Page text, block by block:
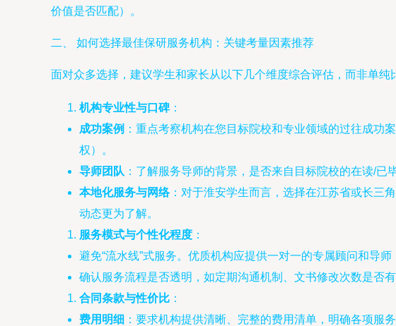
价值是否匹配）。
二、 如何选择最佳保研服务机构：关键考量因素推荐
面对众多选择，建议学生和家长从以下几个维度综合评估，而非单纯
机构专业性与口碑：
成功案例 ：重点考察机构在您目标院校和专业领域的过往成功
权）。
导师团队 ：了解服务导师的背景，是否来自目标院校的在读/
本地化服务与网络：对于淮安学生而言，选择在江苏省或长三
动态更为了解。
服务模式与个性化程度 ：
避免“流水线”式服务。优质机构应提供一对一的专属顾问和导
确认服务流程是否透明，如定期沟通机制、文书修改次数是否
合同条款与性价比 ：
费用明细 ：要求机构提供清晰、完整的费用清单，明确各项服